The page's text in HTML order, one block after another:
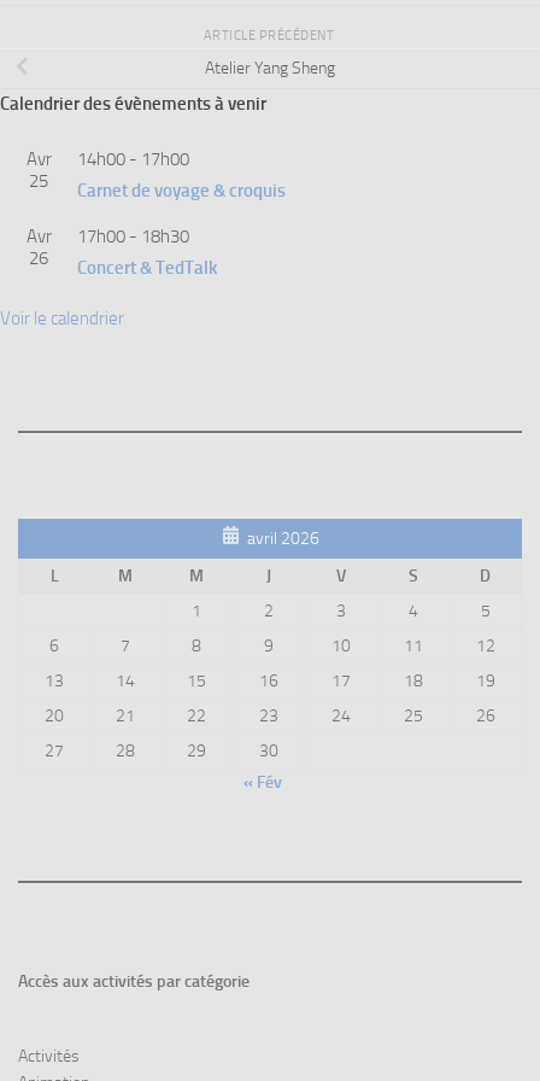
ARTICLE PRÉCÉDENT
Atelier Yang Sheng
Calendrier des évènements à venir
Avr
25
14h00 - 17h00
Carnet de voyage & croquis
Avr
26
17h00 - 18h30
Concert & TedTalk
Voir le calendrier
avril 2026
L
M M J V S
D
1
2 3 4
5
6
7 8 9 10 11
12
13
14 15 16 17 18
19
20
21 22 23 24 25
26
27
28 29
30
« Fév
Accès aux activités par catégorie
Activités